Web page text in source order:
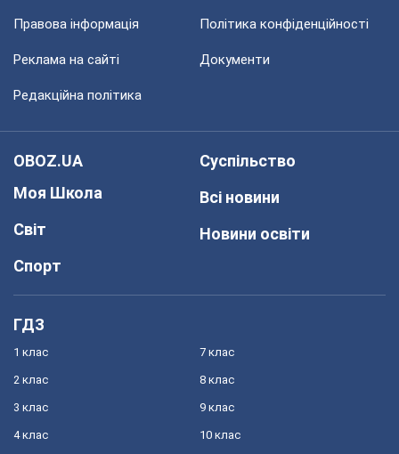
Правова інформація Політика конфіденційності
Реклама на сайті Документи
Редакційна політика
OBOZ.UA
Моя Школа
Світ
Спорт
Суспільство
Всі новини
Новини освіти
ГДЗ
1 клас
2 клас
3 клас
4 клас
7 клас
8 клас
9 клас
10 клас